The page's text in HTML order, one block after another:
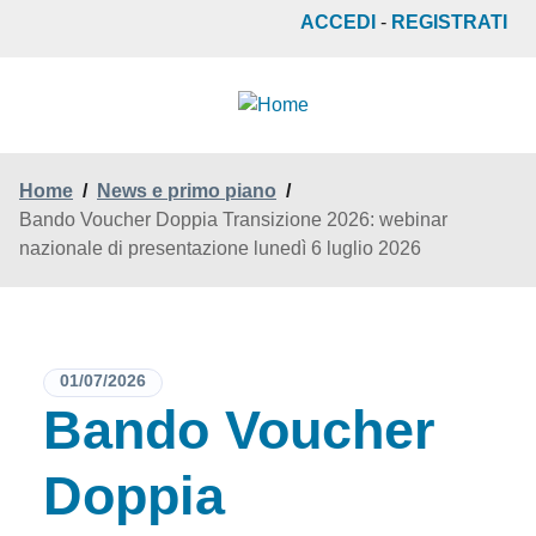
ACCEDI - REGISTRATI
Home / News e primo piano /
Bando Voucher Doppia Transizione 2026: webinar
nazionale di presentazione lunedì 6 luglio 2026
Bando Voucher
Doppia
01/07/2026